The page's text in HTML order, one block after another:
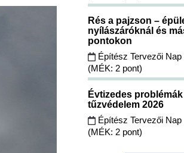
Rés a pajzson –
nyílászáróknál és
pontokon
Építész Tervezői
(MÉK: 2 pont)
Évtizedes
tűzvédelem 2026
Építész Tervezői
(MÉK: 2 pont)